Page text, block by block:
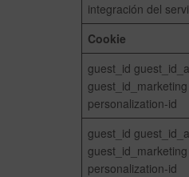
integración del
Cookie
guest_id
guest_id_marketing
personalization-id
guest_id
guest_id_marketing
personalization-id